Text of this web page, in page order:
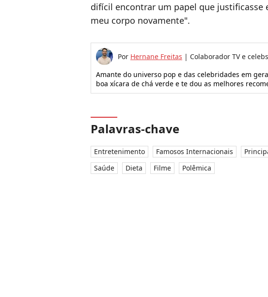
difícil encontrar um papel que justificasse
meu corpo novamente".
Por Hernane Freitas | Colaborador TV e celebs
Amante do universo pop e das celebridades em
boa xícara de chá verde e te dou as melhores
Palavras-chave
Entretenimento Famosos Internacionais
Saúde
Dieta Filme Polêmica